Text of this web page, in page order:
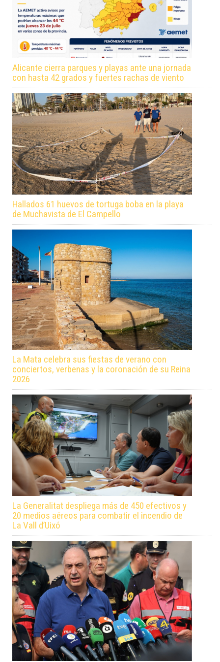
Alicante cierra parques y playas ante una jornada
con hasta 42 grados y fuertes rachas de viento
Hallados 61 huevos de tortuga boba en la playa
de Muchavista de El Campello
La Mata celebra sus fiestas de verano con
conciertos, verbenas y la coronación de su Reina
2026
La Generalitat despliega más de 450 efectivos y
20 medios aéreos para combatir el incendio de
La Vall d’Uixó